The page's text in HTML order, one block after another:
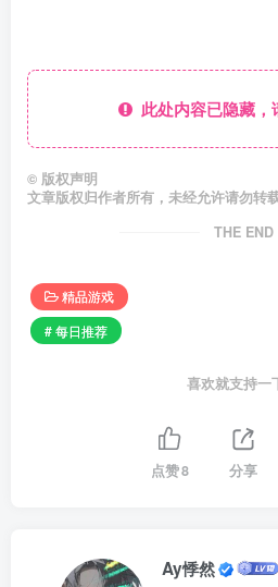
此处内容已隐藏，
© 版权声明
文章版权归作者所有，未经允许请勿转载
THE END
精品游戏
# 每日推荐
喜欢就支持一
点赞8 分享
Ay悸然